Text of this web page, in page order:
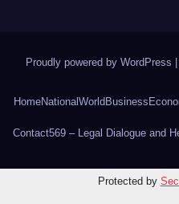
Proudly powered by WordPress
HomeNational World Business
Contact569 – Legal Dialogue and
Protected by